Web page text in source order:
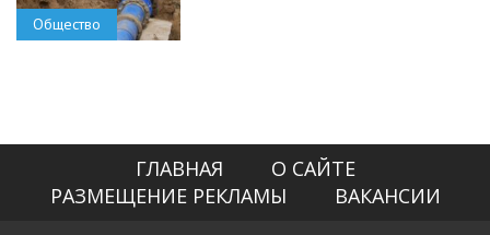
Общество
ГЛАВНАЯ
О САЙТЕ
РАЗМЕЩЕНИЕ РЕКЛАМЫ
ВАКАНСИИ